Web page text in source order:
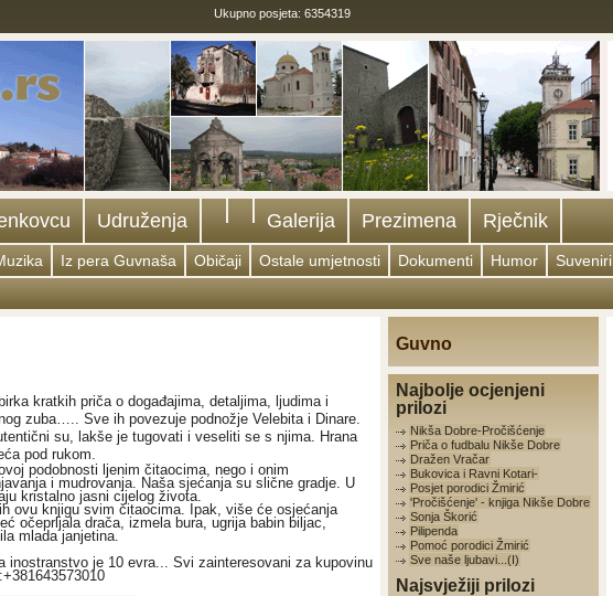
Ukupno posjeta: 6354319
Udruženja Galerija Prezimena Rječnik
Iz pera Guvnaša Običaji Ostale umjetnosti Dokumenti Humor Suveniri
kratkih priča o događajima, detaljima, ljudima i
zuba….. Sve ih povezuje podnožje Velebita i Dinare.
su, lakše je tugovati i veseliti se s njima. Hrana
pod rukom.
podobnosti ljenim čitaocima, nego i onim
i mudrovanja. Naša sjećanja su slične gradje. U
kristalno jasni cijelog života.
ovu knjigu svim čitaocima. Ipak, više će osjećanja
očeprljala drača, izmela bura, ugrija babin biljac,
mlada janjetina.
inostranstvo je 10 evra... Svi zainteresovani za kupovinu
Guvno
Najbolje ocjenjeni
prilozi
Nikša Dobre-Pročišćenje
Priča o fudbalu Nikše Dobre
Dražen Vračar
Bukovica i Ravni Kotari-
Posjet porodici Žmirić
'Pročišćenje' - knjiga Nikše Dobre
Sonja Škorić
Pilipenda
Pomoć porodici Žmirić
Sve naše ljubavi...(I)
Najsvježiji prilozi